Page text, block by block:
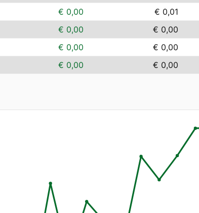
€ 0,00 € 0,01
€ 0,00 € 0,00
€ 0,00 € 0,00
€ 0,00 € 0,00